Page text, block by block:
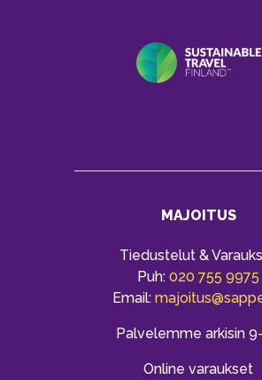
MAJOITUS
Tiedustelut &
Puh: 020 755 9975
Email:
Palvelemme arkisin
Online varaukset